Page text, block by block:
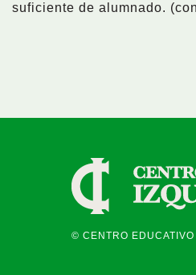
suficiente de alumnado.
© CENTRO